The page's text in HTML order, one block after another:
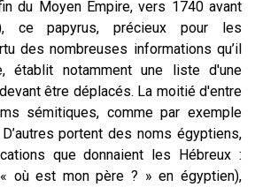
du Moyen Empire, vers 1740 avant
ce papyrus, précieux pour les
des nombreuses informations qu’il
établit notamment une liste d'une
être déplacés. La moitié d'entre
sémitiques, comme par exemple
D’autres portent des noms égyptiens,
que donnaient les Hébreux :
où est mon père ? » en égyptien),